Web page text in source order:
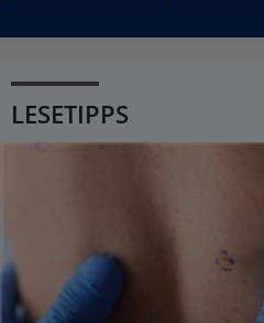
LESETIPPS